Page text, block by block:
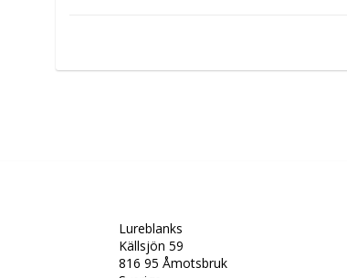
Lureblanks
Källsjön 59
816 95 Åmotsbruk